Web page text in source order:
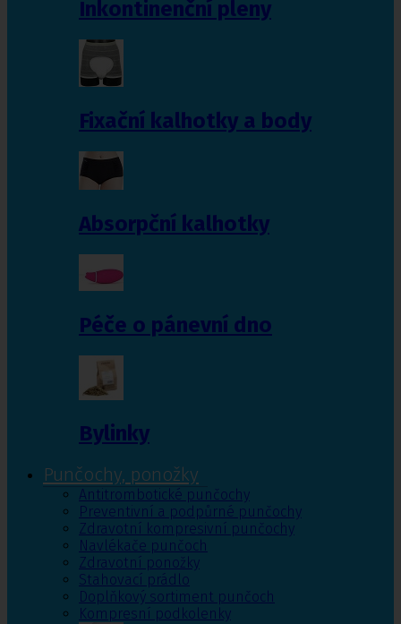
Inkontinenční pleny
Fixační kalhotky a body
Absorpční kalhotky
Péče o pánevní dno
Bylinky
Punčochy, ponožky
Antitrombotické punčochy
Preventivní a podpůrné punčochy
Zdravotní kompresivní punčochy
Navlékače punčoch
Zdravotní ponožky
Stahovací prádlo
Doplňkový sortiment punčoch
Kompresní podkolenky